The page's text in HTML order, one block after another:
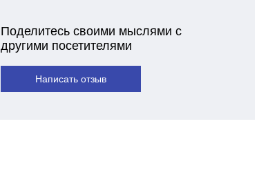
Поделитесь своими мыслями с
другими посетителями
Написать отзыв